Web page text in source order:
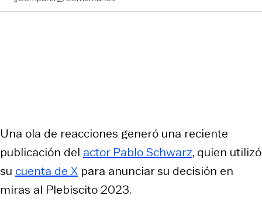
Una ola de reacciones generó una reciente
publicación del actor Pablo Schwarz, quien utilizó
su cuenta de X para anunciar su decisión en
miras al Plebiscito 2023.